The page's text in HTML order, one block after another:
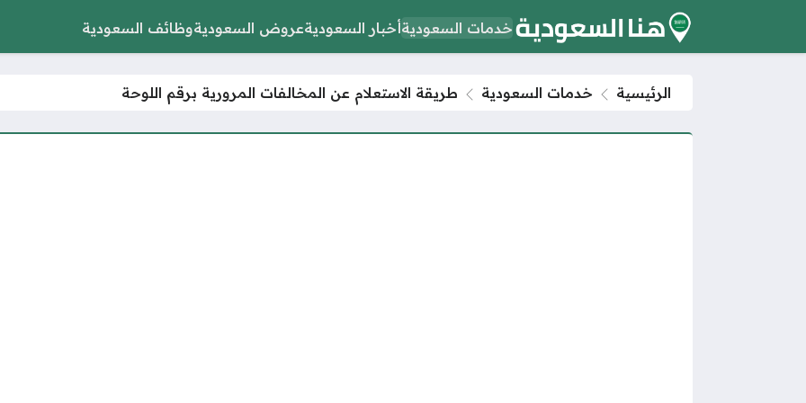
خدمات السعوديةأخبار السعوديةعروض السعوديةوظائف السعودية
الرئيسية خدمات السعودية طريقة الاستعلام عن المخالفات المرورية برقم اللوحة